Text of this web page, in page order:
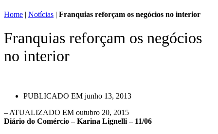
Home | Notícias | Franquias reforçam os negócios no interior
Franquias reforçam os negócios
no interior
PUBLICADO EM junho 13, 2013
– ATUALIZADO EM outubro 20, 2015
Diário do Comércio – Karina Lignelli – 11/06